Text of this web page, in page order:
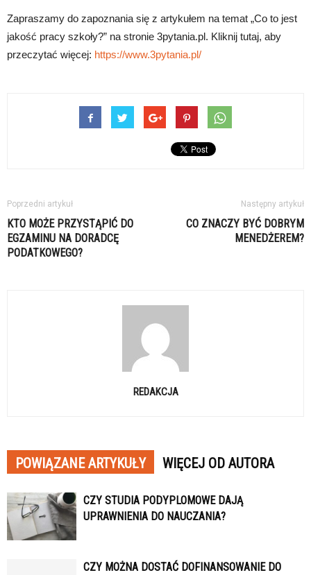
Zapraszamy do zapoznania się z artykułem na temat „Co to jest
jakość pracy szkoły?” na stronie 3pytania.pl. Kliknij tutaj, aby
przeczytać więcej: https://www.3pytania.pl/
Poprzedni artykuł
KTO MOŻE PRZYSTĄPIĆ DO
EGZAMINU NA DORADCĘ
PODATKOWEGO?
Następny artykuł
CO ZNACZY BYĆ DOBRYM
MENEDŻEREM?
REDAKCJA
POWIĄZANE ARTYKUŁY WIĘCEJ OD AUTORA
CZY STUDIA PODYPLOMOWE DAJĄ
UPRAWNIENIA DO NAUCZANIA?
CZY MOŻNA DOSTAĆ DOFINANSOWANIE DO